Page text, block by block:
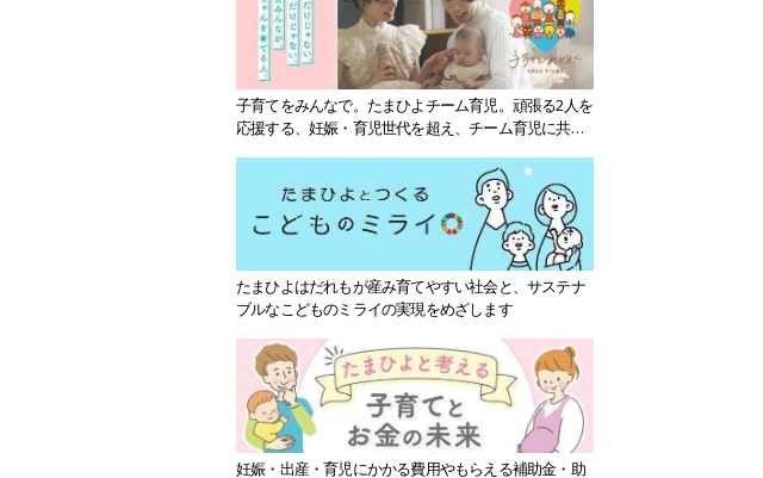
子育てをみんなで。たまひよチーム育児。頑張る2人を
応援する、妊娠・育児世代を超え、チーム育児に共感
たまひよはだれもが産み育てやすい社会と、サステナ
ブルなこどものミライの実現をめざします
妊娠・出産・育児にかかる費用やもらえる補助金・助